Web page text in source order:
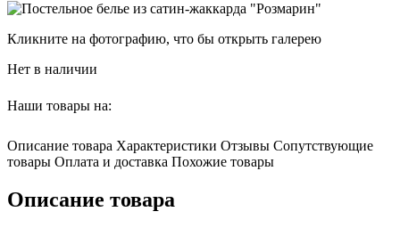
Кликните на фотографию, что бы открыть галерею
Нет в наличии
Наши товары на:
Описание товара Характеристики Отзывы Сопутствующие
товары Оплата и доставка Похожие товары
Описание товара